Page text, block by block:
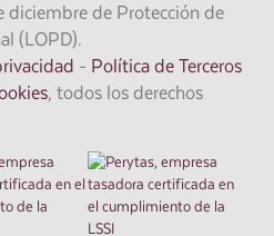
diciembre de Protección de
(LOPD).
- Política de Terceros
, todos los derechos